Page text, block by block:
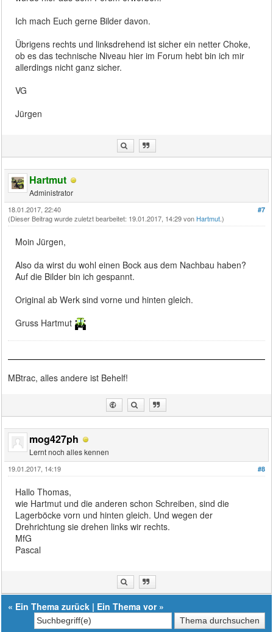
Ich mach Euch gerne Bilder davon.
Übrigens rechts und linksdrehend ist sicher ein netter Choke,
ob es das technische Niveau hier im Forum hebt bin ich mir
allerdings nicht ganz sicher.
VG
Jürgen
Hartmut
Administrator
#7
18.01.2017, 22:40
(Dieser Beitrag wurde zuletzt bearbeitet: 19.01.2017, 14:29 von Hartmut.)
Moin Jürgen,
Also da wirst du wohl einen Bock aus dem Nachbau haben?
Auf die Bilder bin ich gespannt.
Original ab Werk sind vorne und hinten gleich.
Gruss Hartmut
MBtrac, alles andere ist Behelf!
mog427ph
Lernt noch alles kennen
#8
19.01.2017, 14:19
Hallo Thomas,
wie Hartmut und die anderen schon Schreiben, sind die
Lagerböcke vorn und hinten gleich. Und wegen der
Drehrichtung sie drehen links wir rechts.
MfG
Pascal
« Ein Thema zurück | Ein Thema vor»